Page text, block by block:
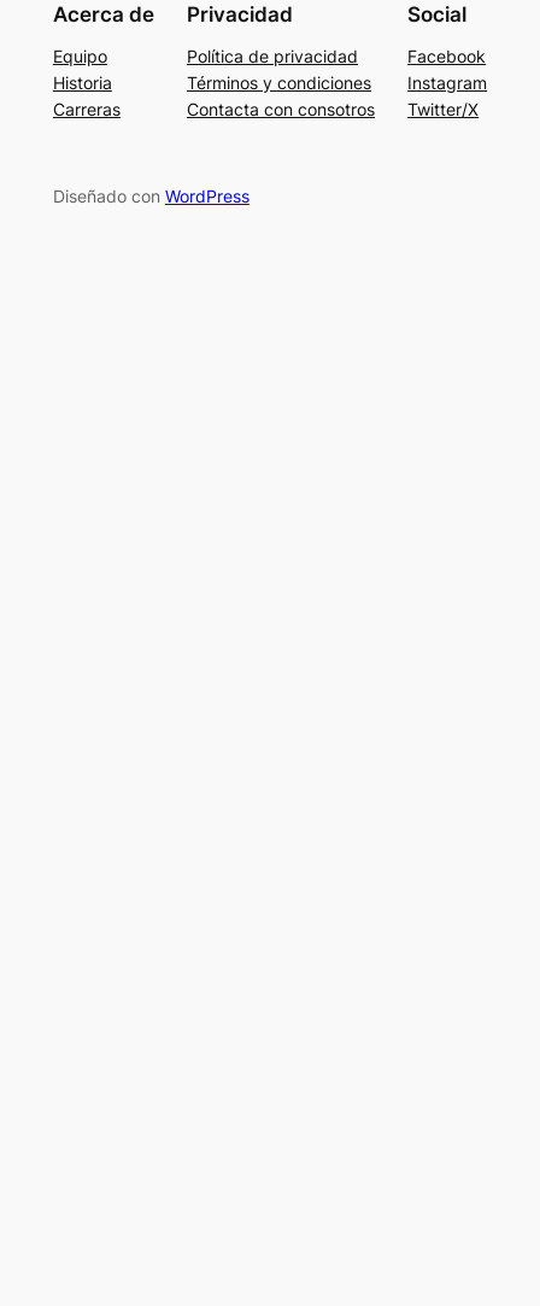
Acerca de
Equipo
Historia
Carreras
Privacidad
Política de privacidad
Términos y condiciones
Contacta con consotros
Social
Facebook
Instagram
Twitter/X
Diseñado con WordPress